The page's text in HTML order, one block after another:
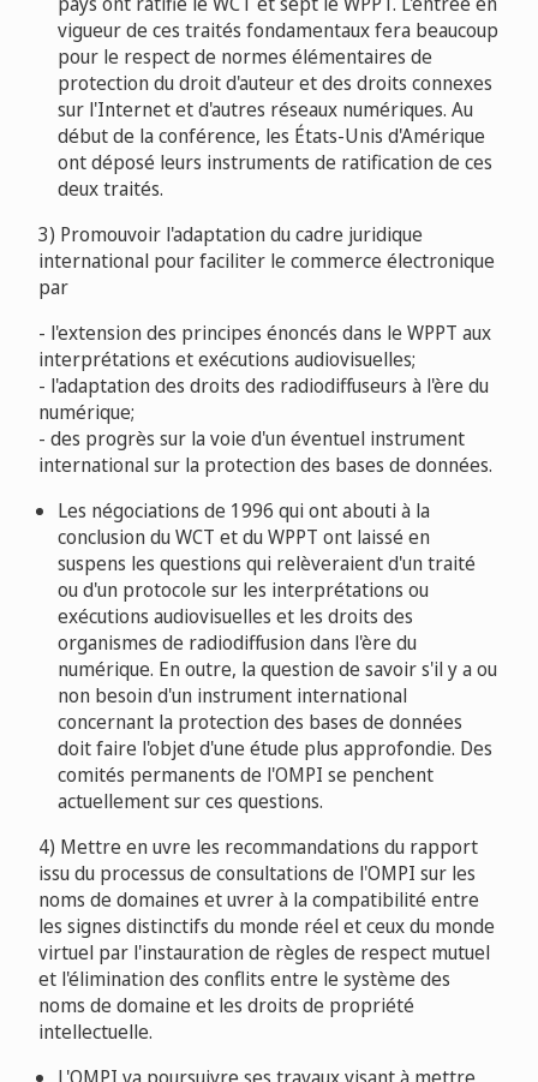
vigueur de ces traités fondamentaux fera beaucoup
pour le respect de normes élémentaires de
protection du droit d'auteur et des droits connexes
sur l'Internet et d'autres réseaux numériques. Au
début de la conférence, les États-Unis d'Amérique
ont déposé leurs instruments de ratification de ces
deux traités.
3) Promouvoir l'adaptation du cadre juridique
international pour faciliter le commerce électronique
par
- l'extension des principes énoncés dans le WPPT aux
interprétations et exécutions audiovisuelles;
- l'adaptation des droits des radiodiffuseurs à l'ère du
numérique;
- des progrès sur la voie d'un éventuel instrument
international sur la protection des bases de données.
Les négociations de 1996 qui ont abouti à la
conclusion du WCT et du WPPT ont laissé en
suspens les questions qui relèveraient d'un traité
ou d'un protocole sur les interprétations ou
exécutions audiovisuelles et les droits des
organismes de radiodiffusion dans l'ère du
numérique. En outre, la question de savoir s'il y a ou
non besoin d'un instrument international
concernant la protection des bases de données
doit faire l'objet d'une étude plus approfondie. Des
comités permanents de l'OMPI se penchent
actuellement sur ces questions.
4) Mettre en uvre les recommandations du rapport
issu du processus de consultations de l'OMPI sur les
noms de domaines et uvrer à la compatibilité entre
les signes distinctifs du monde réel et ceux du monde
virtuel par l'instauration de règles de respect mutuel
et l'élimination des conflits entre le système des
noms de domaine et les droits de propriété
intellectuelle.